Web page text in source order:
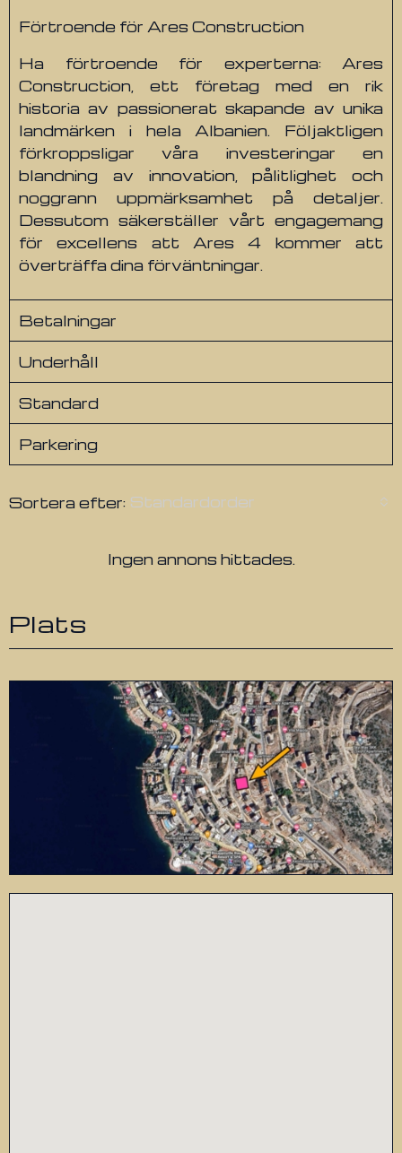
Förtroende för Ares Construction
Ha förtroende för experterna: Ares
Construction, ett företag med en rik
historia av passionerat skapande av unika
landmärken i hela Albanien. Följaktligen
förkroppsligar våra investeringar en
blandning av innovation, pålitlighet och
noggrann uppmärksamhet på detaljer.
Dessutom säkerställer vårt engagemang
för excellens att Ares 4 kommer att
överträffa dina förväntningar.
Betalningar
Underhåll
Standard
Parkering
Sortera efter: Standardorder
Ingen annons hittades.
Plats